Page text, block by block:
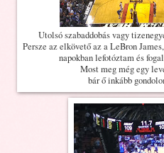
Utolsó szabaddobás vagy
Persze az elkövető az a LeBron
napokban lefotóztam és
Most meg még egy
bár ő inkább